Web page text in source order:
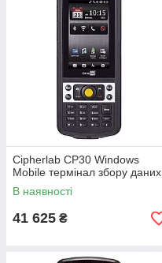
Cipherlab CP30 Windows
Mobile термінал збору даних
В наявності
41 625 ₴